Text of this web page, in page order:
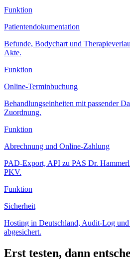
Funktion
Patientendokumentation
Befunde, Bodychart und
Akte.
Funktion
Online-Terminbuchung
Behandlungseinheiten mit passender
Zuordnung.
Funktion
Abrechnung und Online-Zahlung
PAD-Export, API zu PAS Dr.
PKV.
Funktion
Sicherheit
Hosting in Deutschland, Audit-Log
abgesichert.
Erst testen, dann